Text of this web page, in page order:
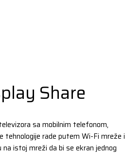
Share
sa mobilnim telefonom,
tehnologije rade putem Wi-Fi mreže i
istoj mreži da bi se ekran jednog